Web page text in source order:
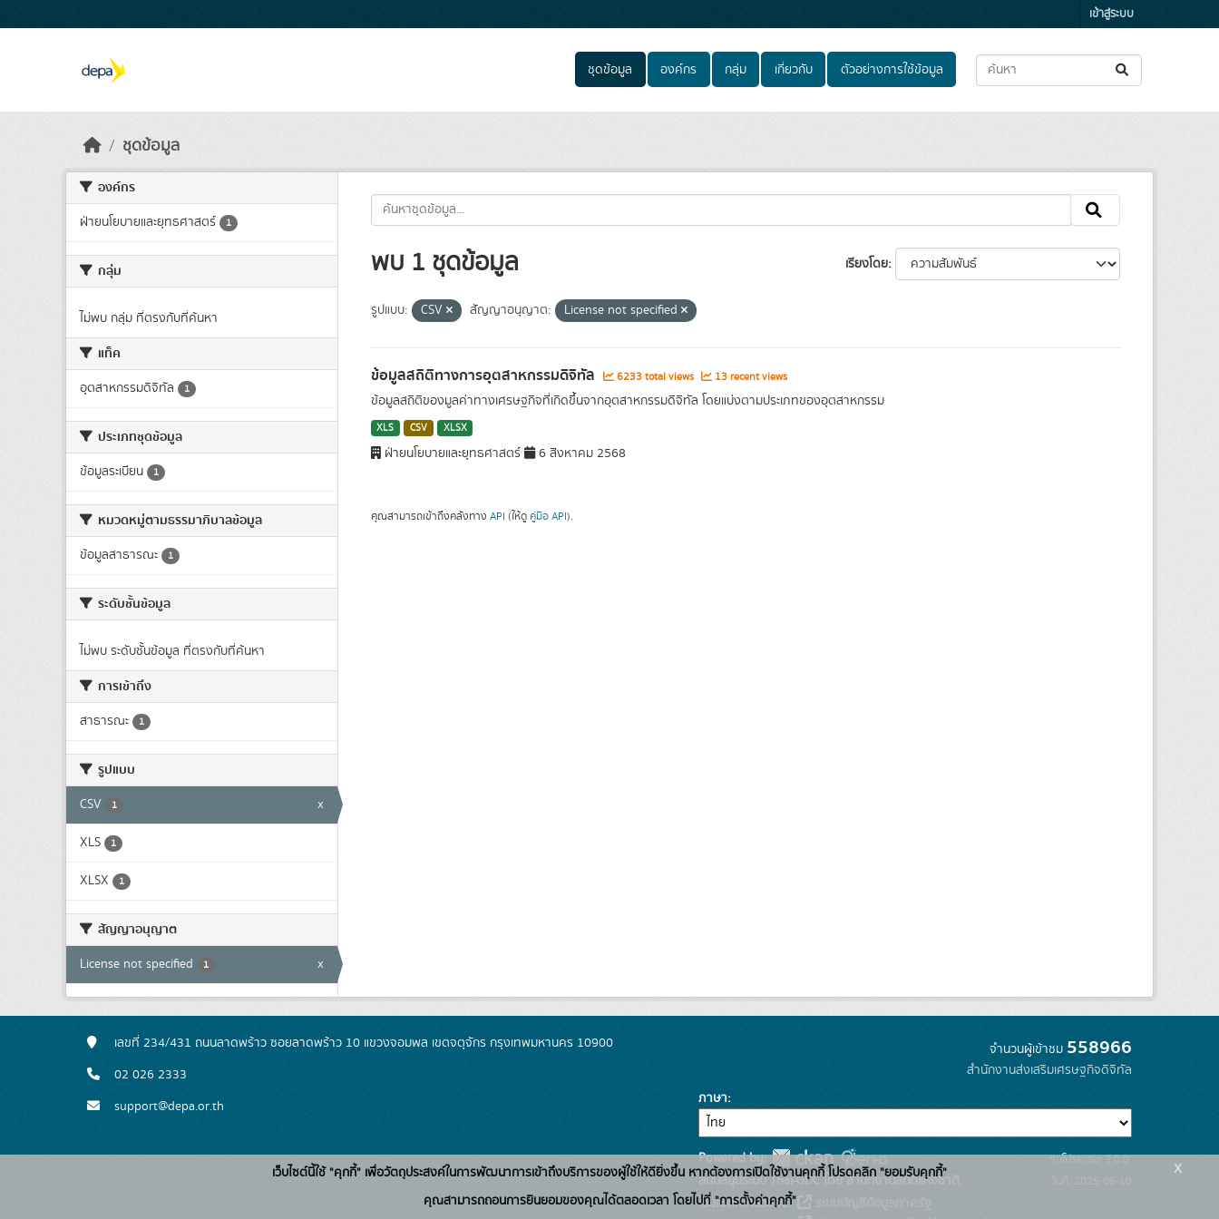
เข้าสู่ระบบ
ชุดข้อมูล องค์กร กลุ่ม เกี่ยวกับ ตัวอย่างการใช้ข้อมูล
ชุดข้อมูล
องค์กร
ฝ่ายนโยบายและยุทธศาสตร์ 1
กลุ่ม
ไม่พบ กลุ่ม ที่ตรงกับที่ค้นหา
แท็ค
อุตสาหกรรมดิจิทัล 1
ประเภทชุดข้อมูล
ข้อมูลระเบียน 1
หมวดหมู่ตามธรรมาภิบาลข้อมูล
ข้อมูลสาธารณะ 1
ระดับชั้นข้อมูล
ไม่พบ ระดับชั้นข้อมูล ที่ตรงกับที่ค้นหา
การเข้าถึง
สาธารณะ 1
รูปแบบ
CSV 1 x
XLS 1
XLSX 1
สัญญาอนุญาต
License not specified 1 x
เรียงโดย
พบ 1 ชุดข้อมูล
รูปแบบ: CSV สัญญาอนุญาต: License not specified
ข้อมูลสถิติทางการอุตสาหกรรมดิจิทัล 6233 total views 13 recent views
ข้อมูลสถิติของมูลค่าทางเศรษฐกิจที่เกิดขึ้นจากอุตสาหกรรมดิจิทัล โดยแบ่งตามประเภทของอุตสาหกรรม
XLS CSV XLSX
ฝ่ายนโยบายและยุทธศาสตร์ 6 สิงหาคม 2568
คุณสามารถเข้าถึงคลังทาง API (ให้ดู คู่มือ API).
เลขที่ 234/431 ถนนลาดพร้าว ซอยลาดพร้าว 10 แขวงจอมพล เขตจตุจักร กรุงเทพมหานคร 10900
02 026 2333
support@depa.or.th
จำนวนผู้เข้าชม 558966
สำนักงานส่งเสริมเศรษฐกิจดิจิทัล
ภาษา
Powered by:
สนับสนุนระบบ Thai-GDC โดย สำนักงานสถิติแห่งชาติ
เว็บไซต์ที่เกี่ยวข้อง:
รุ่นโปรแกรม: 3.0.0
วันที่: 2025-06-10
เว็บไซต์นี้ใช้ "คุกกี้" เพื่อวัตถุประสงค์ในการพัฒนาการเข้าถึงบริการของผู้ใช้ให้ดียิ่งขึ้น หากต้องการเปิดใช้งานคุกกี้ โปรดคลิก "ยอมรับคุกกี้"
คุณสามารถถอนการยินยอมของคุณได้ตลอดเวลา โดยไปที่ "การตั้งค่าคุกกี้"
x